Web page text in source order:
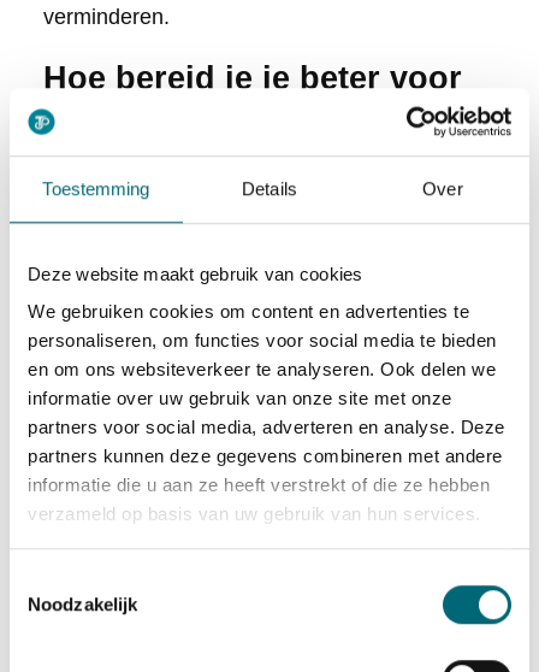
Toestemming Details Over
Deze website maakt gebruik van cookies
We gebruiken cookies om content en advertenties te
personaliseren, om functies voor social media te bieden
en om ons websiteverkeer te analyseren. Ook delen we
informatie over uw gebruik van onze site met onze
partners voor social media, adverteren en analyse. Deze
partners kunnen deze gegevens combineren met andere
informatie die u aan ze heeft verstrekt of die ze hebben
verzameld op basis van uw gebruik van hun services.
Noodzakelijk
verminderen.
Hoe bereid je je beter voor
op een herkansing van het
taxipasexamen?
examinator en identificeer je specifieke zwakke
punten. Maak een gericht studieplan waarin je
extra tijd besteedt aan deze onderdelen. Voor
het theorie-examen betekent dit intensief
oefenen met online oefenexamens en het
bestuderen van moeilijke onderwerpen.
Voor het praktijkexamen is het verstandig om
extra rijlessen te nemen met een
specifieke eisen en kunnen je helpen om de
Oefen vooral de onderdelen waarop je bent